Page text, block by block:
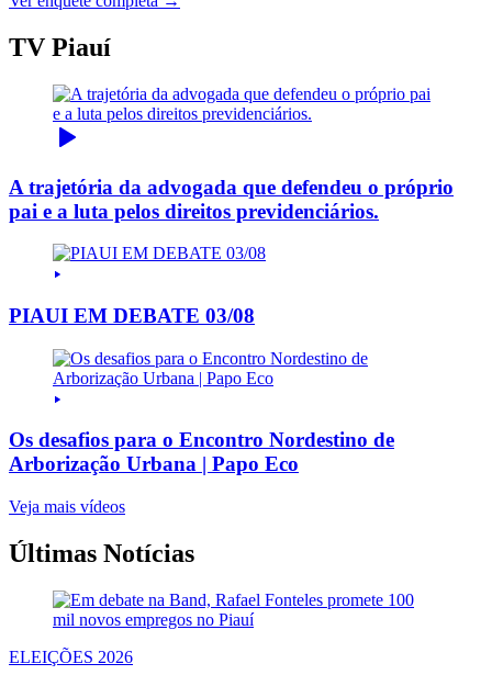
TV Piauí
A trajetória da advogada que defendeu o próprio
pai e a luta pelos direitos previdenciários.
PIAUI EM DEBATE 03/08
Os desafios para o Encontro Nordestino de
Arborização Urbana | Papo Eco
Veja mais vídeos
Últimas Notícias
ELEIÇÕES 2026